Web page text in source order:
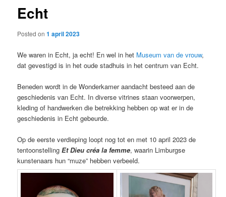
content
Echt
Posted on1 april 2023
We waren in Echt, ja echt! En wel in het Museum van de vrouw,
dat gevestigd is in het oude stadhuis in het centrum van Echt.
Beneden wordt in de Wonderkamer aandacht besteed aan de
geschiedenis van Echt. In diverse vitrines staan voorwerpen,
kleding of handwerken die betrekking hebben op wat er in de
geschiedenis in Echt gebeurde.
Op de eerste verdieping loopt nog tot en met 10 april 2023 de
tentoonstellingEt Dieu créa la femme, waarin Limburgse
kunstenaars hun “muze” hebben verbeeld.